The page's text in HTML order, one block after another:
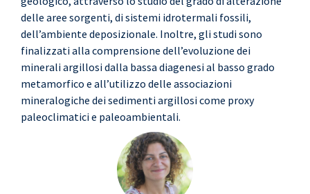
delle aree sorgenti, di sistemi idrotermali fossili,
dell’ambiente deposizionale. Inoltre, gli studi sono
finalizzati alla comprensione dell’evoluzione dei
minerali argillosi dalla bassa diagenesi al basso grado
metamorfico e all’utilizzo delle associazioni
mineralogiche dei sedimenti argillosi come proxy
paleoclimatici e paleoambientali.